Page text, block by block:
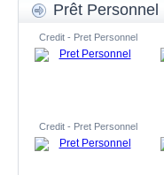
Prêt Personnel
Credit - Pret Personnel
Credit - Pret Personnel